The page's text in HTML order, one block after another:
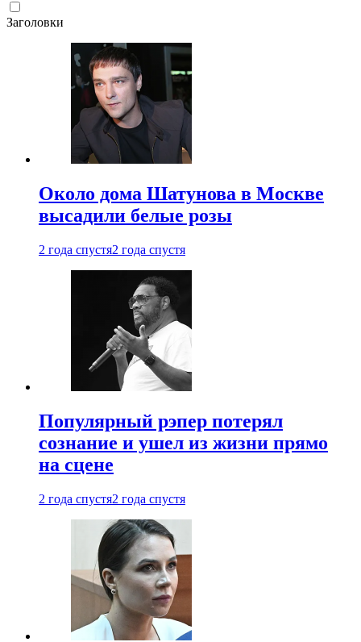
Заголовки
Около дома Шатунова в Москве
высадили белые розы
2 года спустя2 года спустя
Популярный рэпер потерял
сознание и ушел из жизни прямо
на сцене
2 года спустя2 года спустя